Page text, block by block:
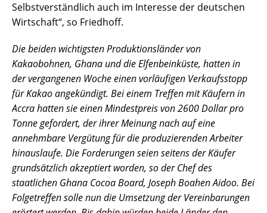
Selbstverständlich auch im Interesse der deutschen
Wirtschaft“, so Friedhoff.
Die beiden wichtigsten Produktionsländer von
Kakaobohnen, Ghana und die Elfenbeinküste, hatten in
der vergangenen Woche einen vorläufigen Verkaufsstopp
für Kakao angekündigt. Bei einem Treffen mit Käufern in
Accra hatten sie einen Mindestpreis von 2600 Dollar pro
Tonne gefordert, der ihrer Meinung nach auf eine
annehmbare Vergütung für die produzierenden Arbeiter
hinauslaufe. Die Forderungen seien seitens der Käufer
grundsätzlich akzeptiert worden, so der Chef des
staatlichen Ghana Cocoa Board, Joseph Boahen Aidoo. Bei
Folgetreffen solle nun die Umsetzung der Vereinbarungen